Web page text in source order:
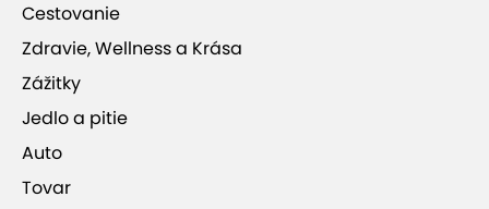
Cestovanie
Zdravie, Wellness a Krása
Zážitky
Jedlo a pitie
Auto
Tovar